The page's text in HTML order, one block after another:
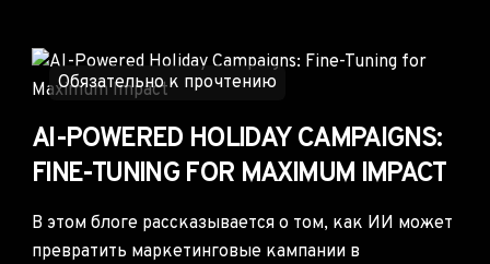
Обязательно к прочтению
AI-POWERED HOLIDAY CAMPAIGNS:
FINE-TUNING FOR MAXIMUM IMPACT
В этом блоге рассказывается о том, как ИИ может
превратить маркетинговые кампании в